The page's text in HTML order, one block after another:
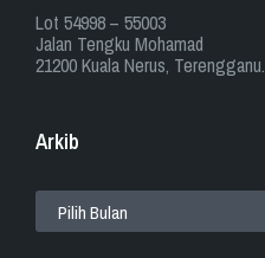
​​Lot 54998 – 55003
Jalan Tengku Mohamad
21200 Kuala Nerus, Terengganu.
Arkib